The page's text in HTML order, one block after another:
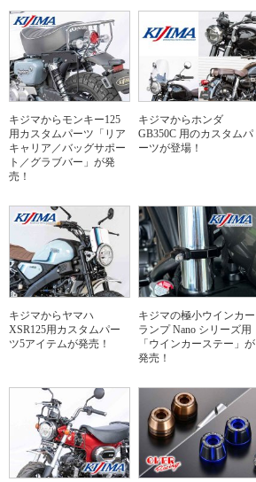
キジマからモンキー125
用カスタムパーツ「リア
キャリア／バッグサポー
ト／グラブバー」が発
売！
キジマからホンダ
GB350C 用のカスタムパ
ーツが登場！
キジマからヤマハ
XSR125用カスタムパー
ツ5アイテムが発売！
キジマの極小ウインカー
ランプ Nano シリーズ用
「ウインカーステー」が
発売！